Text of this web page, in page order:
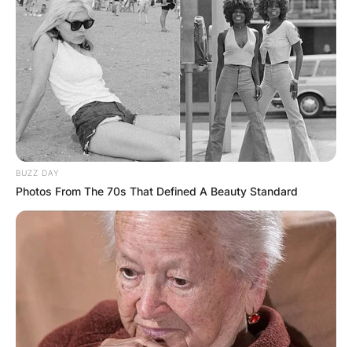
Прочитај повеќе
Прв манастир во чест на Св.
Василијe Острошки во
BUZZ DAY
Photos From The 70s That Defined A Beauty Standard